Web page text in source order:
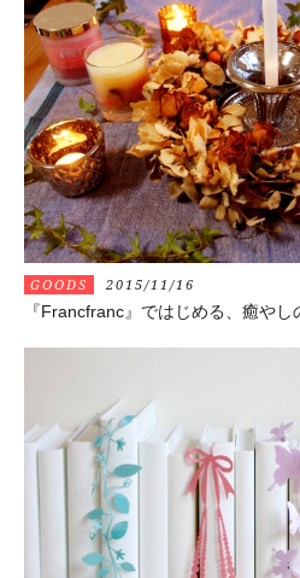
GOODS 2015/11/16
『Francfranc』ではじめる、癒や